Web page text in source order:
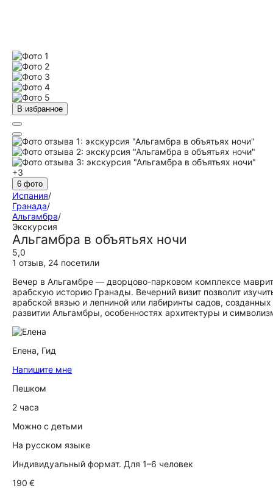
В избранное
+3
6 фото
Испания/
Гранада/
Альгамбра/
Экскурсия
Альгамбра в объятьях ночи
5,0
1 отзыв, 24 посетили
Вечер в Альгамбре — дворцово-парковом комплексе
арабскую историю Гранады. Вечерний визит позволит
арабской вязью и лепниной или лабиринты садов,
развитии Альгамбры, особенностях архитектуры и
Елена, Гид
Напишите мне
Пешком
2 часа
Можно с детьми
На русском языке
Индивидуальный формат. Для 1–6 человек
190 €